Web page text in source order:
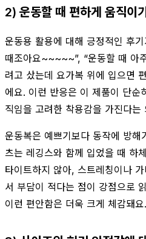
2) 운동할 때 편하게 움직이
운동용 활용에 대해 긍정적인 후
때조아요~~~~~”, “운동할 때 아
려고 샀는데 요가복 위에 입으면
에요. 이런 반응은 이 제품이 단순
직임을 고려한 착용감을 가진다는
운동복은 예쁘기보다 동작에 방해
츠는 레깅스와 함께 입었을 때 하
타이트하지 않아, 스트레칭이나
서 부담이 적다는 점이 강점으로
이런 편안함은 더욱 크게 체감돼요.